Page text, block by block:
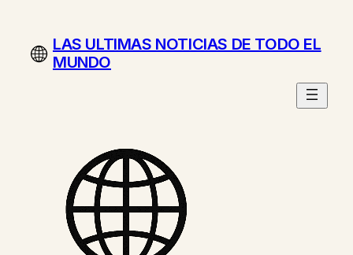
contenidoLAS ULTIMAS NOTICIAS DE TODO EL
MUNDO